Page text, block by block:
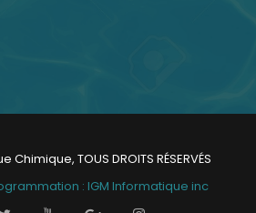
TOUS DROITS RÉSERVÉS
: IGM Informatique inc